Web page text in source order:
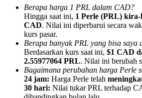
Berapa harga 1 PRL dalam CAD?
Hingga saat ini, 1 Perle (PRL)
CAD. Nilai ini diperbarui secara
kurs pasar.
Berapa banyak PRL yang bisa saya
Berdasarkan kurs saat ini, $1 CAD
2.55977064 PRL. Nilai ini berubah
Bagaimana perubahan harga Perle
24 jam: Harga Perle telah
30 hari: Nilai tukar PRL terhadap